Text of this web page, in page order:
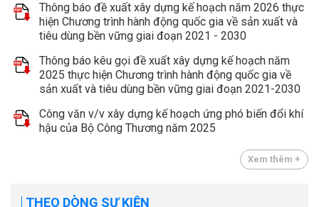
Thông báo đề xuất xây dựng kế hoạch năm 2026 thực
hiện Chương trình hành động quốc gia về sản xuất và
tiêu dùng bền vững giai đoạn 2021 - 2030
Thông báo kêu gọi đề xuất xây dựng kế hoạch năm
2025 thực hiện Chương trình hành động quốc gia về
sản xuất và tiêu dùng bền vững giai đoạn 2021-2030
Công văn v/v xây dựng kế hoạch ứng phó biến đổi khí
hậu của Bộ Công Thương năm 2025
Xem thêm +
THEO DÒNG SỰ KIỆN